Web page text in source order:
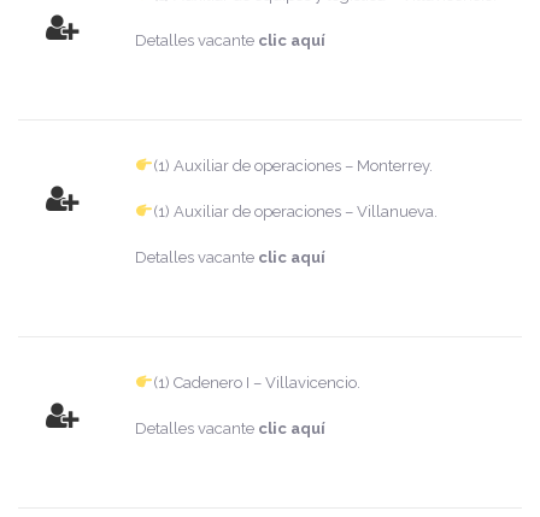
Detalles vacante clic aquí
(1) Auxiliar de operaciones – Monterrey.
(1) Auxiliar de operaciones – Villanueva.
Detalles vacante clic aquí
(1) Cadenero I – Villavicencio.
Detalles vacante clic aquí